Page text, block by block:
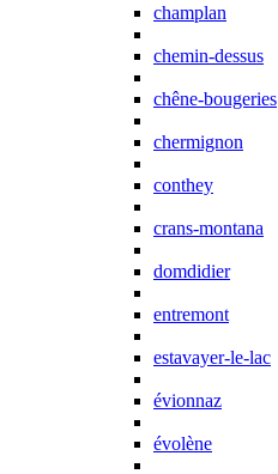
champlan
chemin-dessus
chêne-bougeries
chermignon
conthey
crans-montana
domdidier
entremont
estavayer-le-lac
évionnaz
évolène